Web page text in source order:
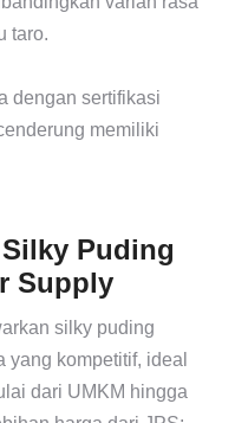
taro.
dengan sertifikasi
memiliki
Puding
Supply
silky puding
yang kompetitif, ideal
dari UMKM hingga